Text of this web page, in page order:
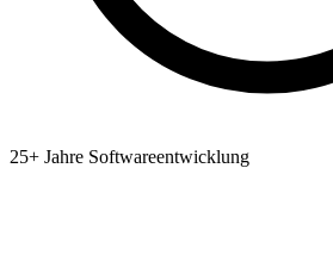
25+ Jahre Softwareentwicklung